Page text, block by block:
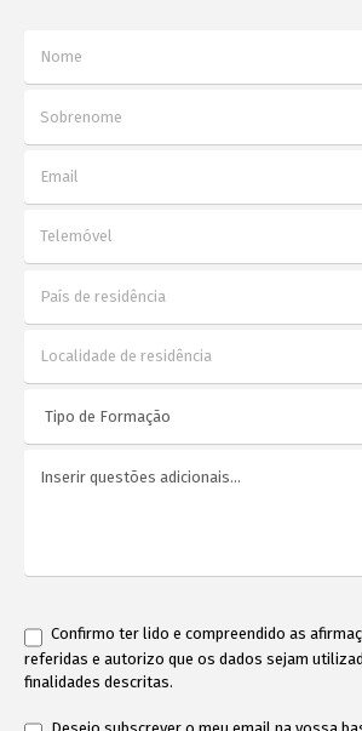
Confirmo ter lido e compreendido as
referidas e autorizo que os dados sejam
finalidades descritas.